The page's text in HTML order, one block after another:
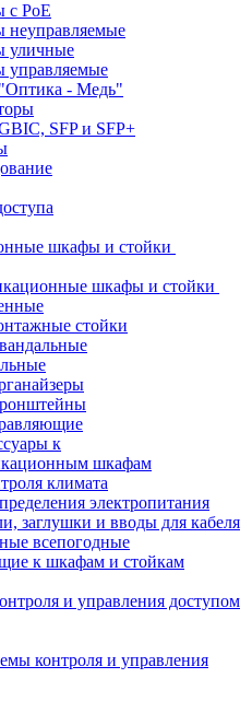
c PoE
неуправляемые
уличные
управляемые
- Медь"
SFP и SFP+
шкафы и стойки
шкафы и стойки
стойки
к
шкафам
климата
электропитания
заглушки и вводы для кабеля
всепогодные
к шкафам и стойкам
и управления доступом
контроля и управления